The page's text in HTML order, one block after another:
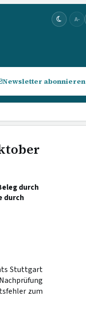
A-
Newsletter abonnieren
durch
durch
Stuttgart
zum